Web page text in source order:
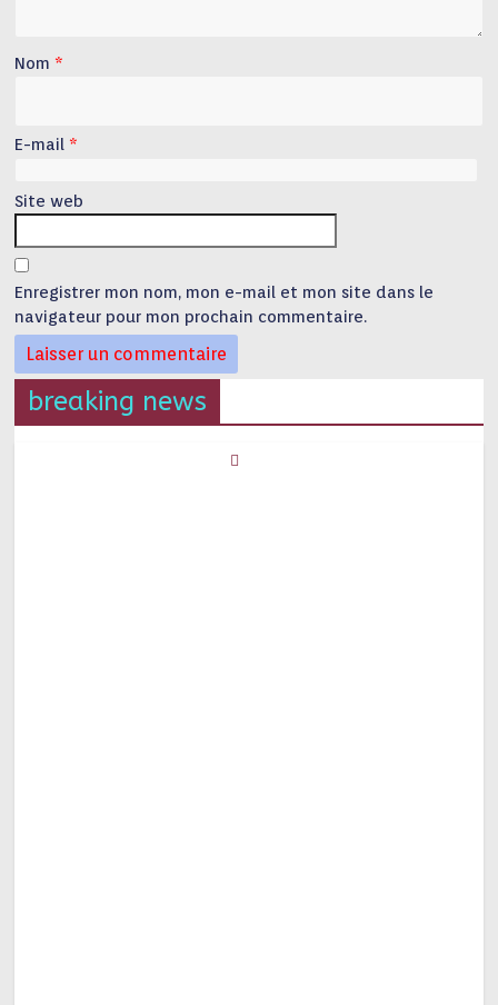
Nom *
E-mail *
Site web
Enregistrer mon nom, mon e-mail et mon site dans le
navigateur pour mon prochain commentaire.
breaking news